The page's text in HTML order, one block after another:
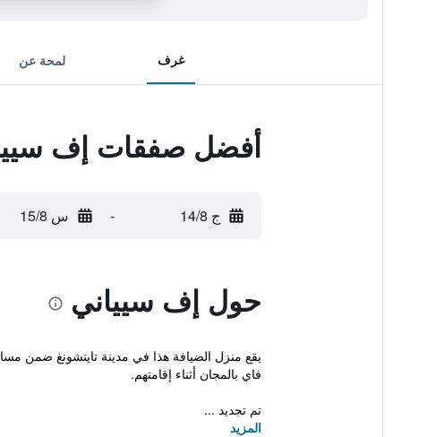
غرف لمحة عن
أفضل صفقات إف
ج 14/8 - س 15/8
حول إف سيياني
فاي بالمجان أثناء إقامتهم.
تم تجديد ...
المزيد